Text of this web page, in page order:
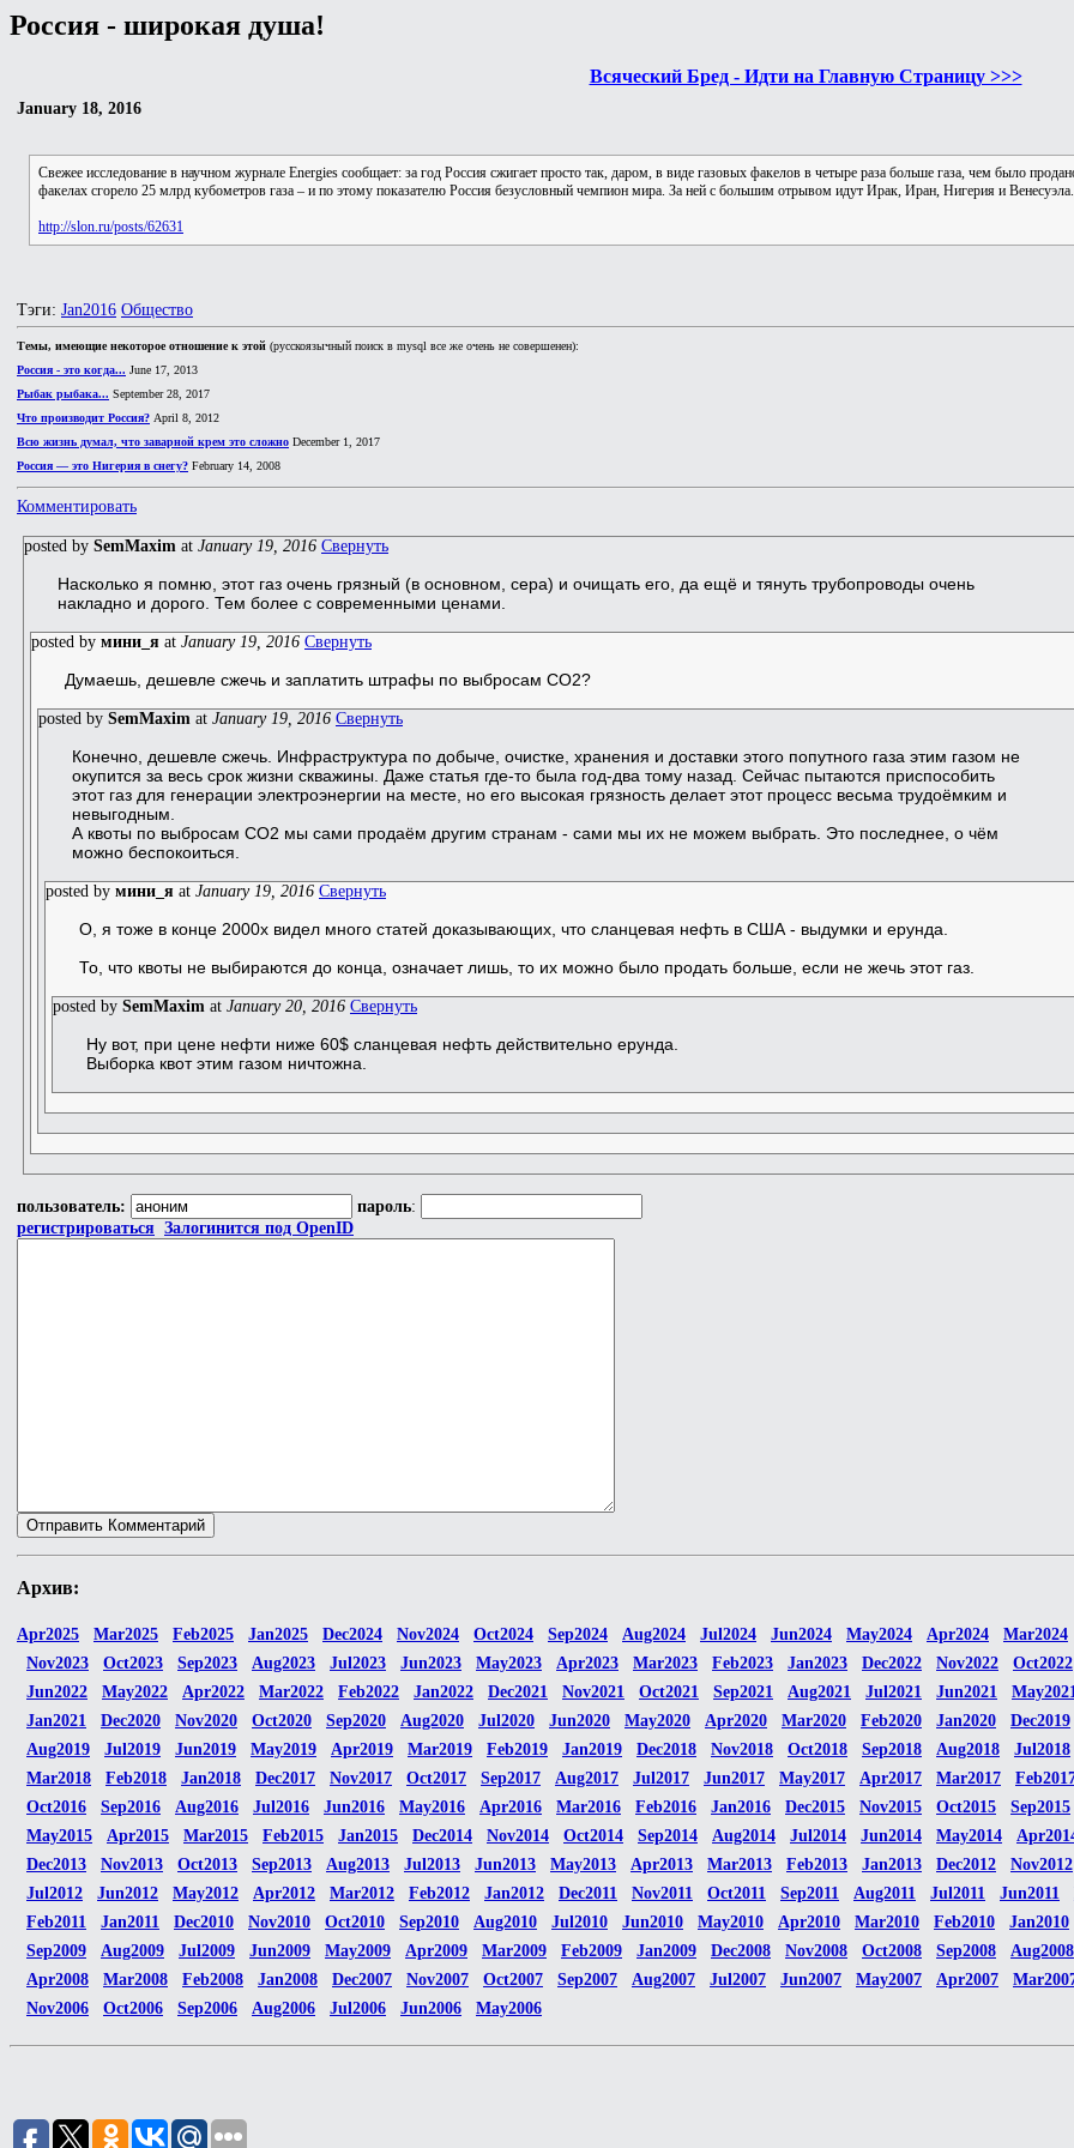
Россия - широкая душа!
Всяческий Бред - Идти на Главную Страницу >>>
January 18, 2016
Свежее исследование в научном журнале Energies сообщает: за год Россия сжигает просто так, даром, в виде газовых факелов в четыре раза больше газа, чем было
факелах сгорело 25 млрд кубометров газа – и по этому показателю Россия безусловный чемпион мира. За ней с большим отрывом идут Ирак, Иран, Нигерия и Венесуэла.
http://slon.ru/posts/62631
Тэги: Jan2016 Общество
Темы, имеющие некоторое отношение к этой (русскоязычный поиск в mysql все же очень не совершенен):
Россия - это когда... June 17, 2013
Рыбак рыбака... September 28, 2017
Что производит Россия? April 8, 2012
Всю жизнь думал, что заварной крем это сложно December 1, 2017
Россия — это Нигерия в снегу? February 14, 2008
Комментировать
posted by SemMaxim at January 19, 2016 Свернуть
Насколько я помню, этот газ очень грязный (в основном, сера) и очищать его, да ещё и тянуть трубопроводы очень
накладно и дорого. Тем более с современными ценами.
posted by мини_я at January 19, 2016 Свернуть
Думаешь, дешевле сжечь и заплатить штрафы по выбросам CO2?
posted by SemMaxim at January 19, 2016 Свернуть
Конечно, дешевле сжечь. Инфраструктура по добыче, очистке, хранения и доставки этого попутного газа этим газом не
окупится за весь срок жизни скважины. Даже статья где-то была год-два тому назад. Сейчас пытаются приспособить
этот газ для генерации электроэнергии на месте, но его высокая грязность делает этот процесс весьма трудоёмким и
невыгодным.
А квоты по выбросам CO2 мы сами продаём другим странам - сами мы их не можем выбрать. Это последнее, о чём
можно беспокоиться.
posted by мини_я at January 19, 2016 Свернуть
О, я тоже в конце 2000х видел много статей доказывающих, что сланцевая нефть в США - выдумки и ерунда.
То, что квоты не выбираются до конца, означает лишь, то их можно было продать больше, если не жечь этот газ.
posted by SemMaxim at January 20, 2016 Свернуть
Ну вот, при цене нефти ниже 60$ сланцевая нефть действительно ерунда.
Выборка квот этим газом ничтожна.
пользователь: пароль:
регистрироваться Залогинится под OpenID
Архив:
Apr2025 Mar2025 Feb2025 Jan2025 Dec2024 Nov2024 Oct2024 Sep2024 Aug2024 Jul2024 Jun2024 May2024 Apr2024 Mar2024
Nov2023
Oct2023 Sep2023 Aug2023 Jul2023 Jun2023 May2023 Apr2023 Mar2023 Feb2023 Jan2023 Dec2022 Nov2022 Oct2022
Jun2022
May2022 Apr2022 Mar2022 Feb2022 Jan2022 Dec2021 Nov2021 Oct2021 Sep2021 Aug2021 Jul2021 Jun2021 May2021
Jan2021
Dec2020 Nov2020 Oct2020 Sep2020 Aug2020 Jul2020 Jun2020 May2020 Apr2020 Mar2020 Feb2020 Jan2020 Dec2019
Aug2019
Jul2019 Jun2019 May2019 Apr2019 Mar2019 Feb2019 Jan2019 Dec2018 Nov2018 Oct2018 Sep2018 Aug2018 Jul2018
Mar2018
Feb2018 Jan2018 Dec2017 Nov2017 Oct2017 Sep2017 Aug2017 Jul2017 Jun2017 May2017 Apr2017 Mar2017
Oct2016
Sep2016 Aug2016 Jul2016 Jun2016 May2016 Apr2016 Mar2016 Feb2016 Jan2016 Dec2015 Nov2015 Oct2015 Sep2015
May2015
Apr2015 Mar2015 Feb2015 Jan2015 Dec2014 Nov2014 Oct2014 Sep2014 Aug2014 Jul2014 Jun2014 May2014
Dec2013
Nov2013 Oct2013 Sep2013 Aug2013 Jul2013 Jun2013 May2013 Apr2013 Mar2013 Feb2013 Jan2013 Dec2012 Nov2012
Jul2012
Jun2012 May2012 Apr2012 Mar2012 Feb2012 Jan2012 Dec2011 Nov2011 Oct2011 Sep2011 Aug2011 Jul2011 Jun2011
Feb2011
Jan2011 Dec2010 Nov2010 Oct2010 Sep2010 Aug2010 Jul2010 Jun2010 May2010 Apr2010 Mar2010 Feb2010 Jan2010
Sep2009
Aug2009 Jul2009 Jun2009 May2009 Apr2009 Mar2009 Feb2009 Jan2009 Dec2008 Nov2008 Oct2008 Sep2008 Aug2008
Apr2008
Mar2008 Feb2008 Jan2008 Dec2007 Nov2007 Oct2007 Sep2007 Aug2007 Jul2007 Jun2007 May2007 Apr2007
Nov2006
Oct2006 Sep2006 Aug2006 Jul2006 Jun2006 May2006